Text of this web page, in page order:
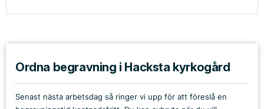
Ordna begravning i Hacksta kyrkogård
Senast nästa arbetsdag så ringer vi upp för att föreslå en